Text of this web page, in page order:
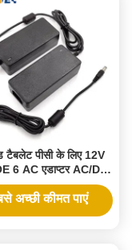
टैबलेट पीसी के लिए 12V
6 AC एडाप्टर AC/DC
5.0A 4 पिन
एडाप्टर DC केबल
अच्छी कीमत पाएं